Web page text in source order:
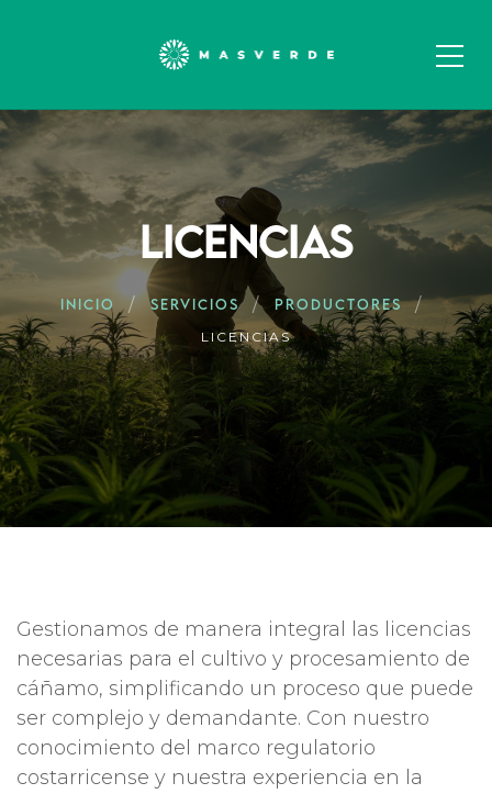
LICENCIAS
INICIO SERVICIOS PRODUCTORES
LICENCIAS
Gestionamos de manera integral las licencias
necesarias para el cultivo y procesamiento de
cáñamo, simplificando un proceso que puede
ser complejo y demandante. Con nuestro
conocimiento del marco regulatorio
costarricense y nuestra experiencia en la